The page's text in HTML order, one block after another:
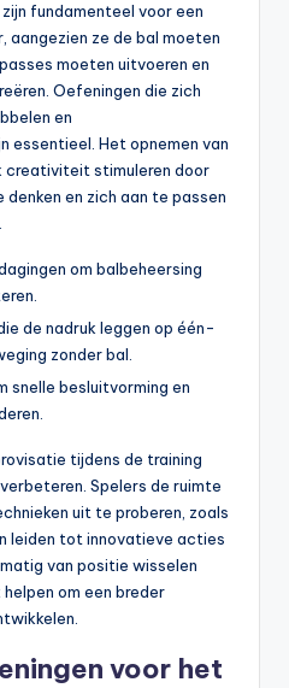
fundamenteel voor een
aangezien ze de bal moeten
moeten uitvoeren en
Oefeningen die zich
en
essentieel. Het opnemen van
creativiteit stimuleren door
en zich aan te passen
om balbeheersing
de nadruk leggen op één-
zonder bal.
snelle besluitvorming en
tijdens de training
Spelers de ruimte
uit te proberen, zoals
leiden tot innovatieve acties
van positie wisselen
om een breder
voor het